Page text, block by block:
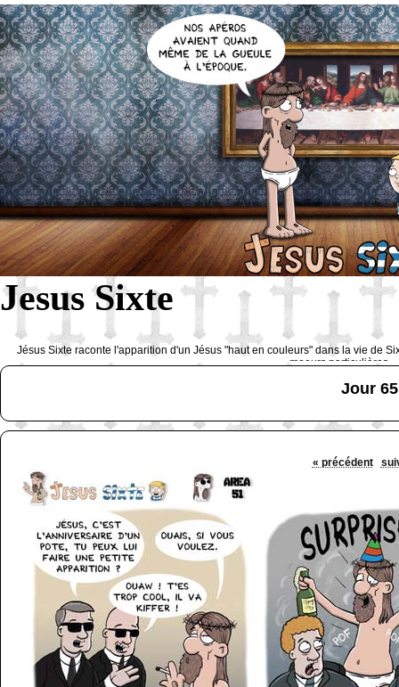
Jesus Sixte
Jésus Sixte raconte l'apparition d'un Jésus "haut en couleurs" dans la vie de
moeurs particulières
http://www.lefabz.com/
Jour 65
« précédent